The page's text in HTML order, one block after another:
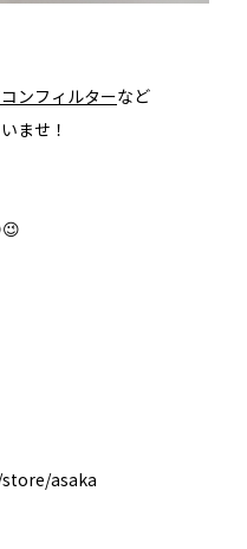
ンフィルターなど
ませ！
asaka